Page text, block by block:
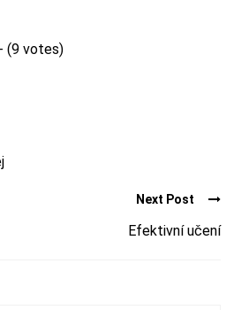
(9 votes)
Next Post
Efektivní učení